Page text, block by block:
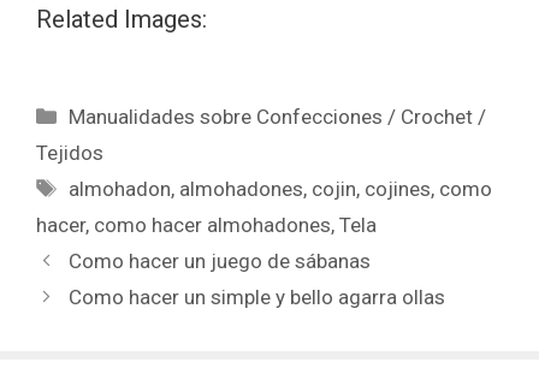
Related Images:
Manualidades sobre Confecciones / Crochet /
Tejidos
almohadon, almohadones, cojin, cojines, como
hacer, como hacer almohadones, Tela
Como hacer un juego de sábanas
Como hacer un simple y bello agarra ollas